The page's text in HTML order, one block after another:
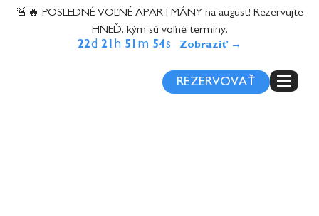
content
🚨🔥 POSLEDNÉ VOĽNÉ APARTMÁNY na august! Rezervujte
HNEĎ, kým sú voľné termíny.
22d 21 h 51 m 53s
REZERVOVAŤ